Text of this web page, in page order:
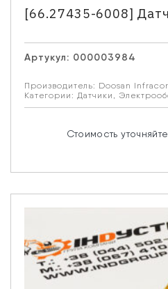
[66.27435-6008]
Артукул: 000003984
Производитель: Doosan
Категории: Датчики ,
Стоимость уточняйте